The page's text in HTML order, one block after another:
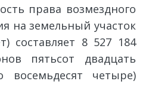
права возмездного
на земельный участок
составляет 8 527 184
пятьсот двадцать
восемьдесят четыре)